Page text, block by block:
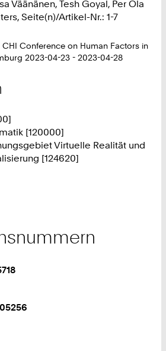
Väänänen, Tesh Goyal, Per Ola
Seite(n)/Artikel-Nr.: 1-7
CHI Conference on Human Factors in
2023-04-23 - 2023-04-28
[120000]
Virtuelle Realität und
[124620]